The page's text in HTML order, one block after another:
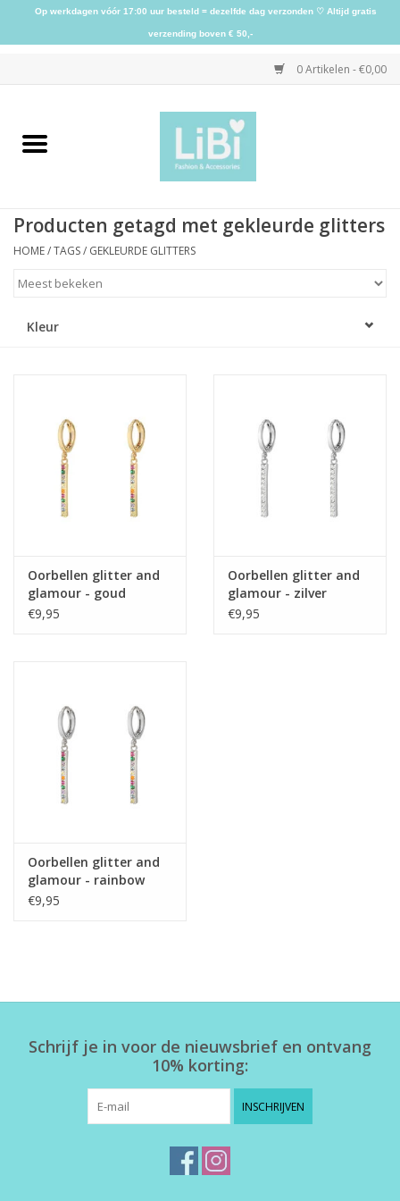
0 Artikelen - €0,00
Home
Schoenen
Home deco
Producten getagd met gekleurde glitters
HOME/TAGS/ GEKLEURDE GLITTERS
Kleur
Oorbellen glitter and
glamour - goud
€9,95
Oorbellen glitter and
glamour - zilver
€9,95
Oorbellen glitter and
glamour - rainbow
€9,95
Schrijf je in voor de nieuwsbrief en ontvang
10% korting:
INSCHRIJVEN
Op werkdagen vóór 17:00 uur besteld = dezelfde dag verzonden ♡ Altijd gratis
verzending boven € 50,-